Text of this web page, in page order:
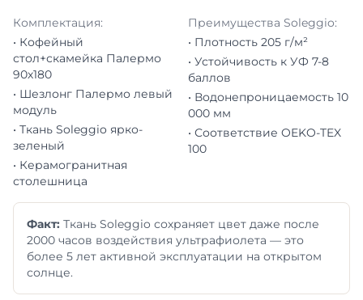
Комплектация:
• Кофейный
стол+скамейка Палермо
90х180
• Шезлонг Палермо левый
модуль
• Ткань Soleggio ярко-
зеленый
• Керамогранитная
столешница
Преимущества Soleggio:
• Плотность 205 г/м²
• Устойчивость к УФ 7-8
баллов
• Водонепроницаемость 10
000 мм
• Соответствие OEKO-TEX
100
Факт: Ткань Soleggio сохраняет цвет даже после
2000 часов воздействия ультрафиолета — это
более 5 лет активной эксплуатации на открытом
солнце.